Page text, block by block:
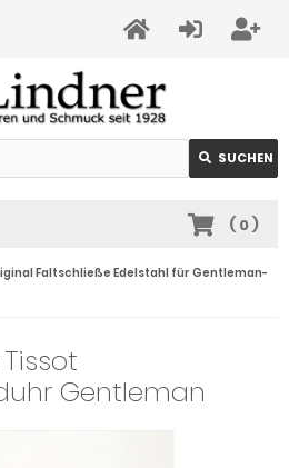
SUCHEN
( 0)
Faltschließe Edelstahl für Gentleman-
Gentleman